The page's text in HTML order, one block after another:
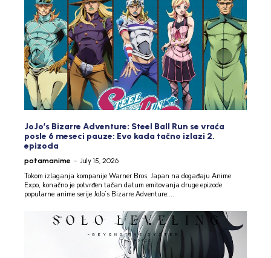
JoJo’s Bizarre Adventure: Steel Ball Run se vraća
posle 6 meseci pauze: Evo kada tačno izlazi 2.
epizoda
potamanime - July 15, 2026
Tokom izlaganja kompanije Warner Bros. Japan na događaju Anime
Expo, konačno je potvrđen tačan datum emitovanja druge epizode
popularne anime serije JoJo’s Bizarre Adventure:...